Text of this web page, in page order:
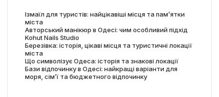
Ізмаїл для туристів: найцікавіші місця та пам’ятки
міста
Авторський манікюр в Одесі: чим особливий підхід
Kohut Nails Studio
Березівка: історія, цікаві місця та туристичні локації
міста
Що символізує Одеса: історія та знакові локації
Бази відпочинку в Одесі: найкращі варіанти для
моря, сім’ї та бюджетного відпочинку